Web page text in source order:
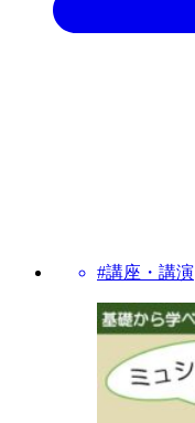
#講座・講演